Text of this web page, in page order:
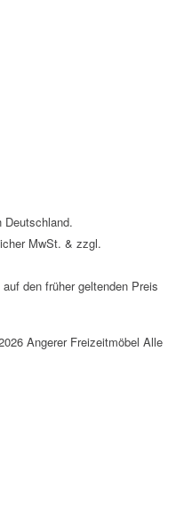
Deutschland.
MwSt. & zzgl.
den früher geltenden Preis
Angerer Freizeitmöbel Alle